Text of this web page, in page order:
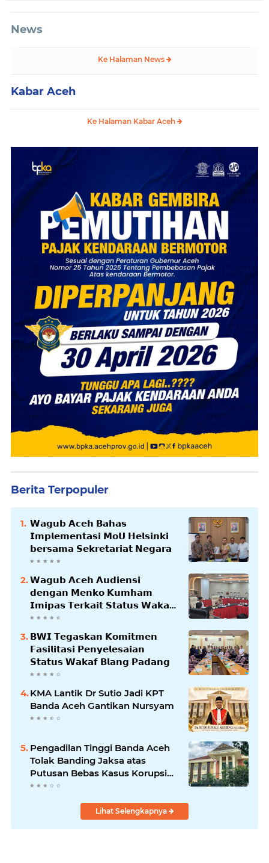
News
Ke Halaman News
Kabar Aceh
Ke Halaman Kabar Aceh
Berita Terpopuler
𝗪𝗮𝗴𝘂𝗯 𝗔𝗰𝗲𝗵 𝗕𝗮𝗵𝗮𝘀
𝗜𝗺𝗽𝗹𝗲𝗺𝗲𝗻𝘁𝗮𝘀𝗶 𝗠𝗼𝗨 𝗛𝗲𝗹𝘀𝗶𝗻𝗸𝗶
𝗯𝗲𝗿𝘀𝗮𝗺𝗮 𝗦𝗲𝗸𝗿𝗲𝘁𝗮𝗿𝗶𝗮𝘁 𝗡𝗲𝗴𝗮𝗿𝗮
𝗪𝗮𝗴𝘂𝗯 𝗔𝗰𝗲𝗵 𝗔𝘂𝗱𝗶𝗲𝗻𝘀𝗶
𝗱𝗲𝗻𝗴𝗮𝗻 𝗠𝗲𝗻𝗸𝗼 𝗞𝘂𝗺𝗵𝗮𝗺
𝗜𝗺𝗶𝗽𝗮𝘀 𝗧𝗲𝗿𝗸𝗮𝗶𝘁 𝗦𝘁𝗮𝘁𝘂𝘀 𝗪𝗮𝗸𝗮𝗳
𝗕𝗹𝗮𝗻𝗴𝗽𝗮𝗱𝗮𝗻𝗴
𝗕𝗪𝗜 𝗧𝗲𝗴𝗮𝘀𝗸𝗮𝗻 𝗞𝗼𝗺𝗶𝘁𝗺𝗲𝗻
𝗙𝗮𝘀𝗶𝗹𝗶𝘁𝗮𝘀𝗶 𝗣𝗲𝗻𝘆𝗲𝗹𝗲𝘀𝗮𝗶𝗮𝗻
𝗦𝘁𝗮𝘁𝘂𝘀 𝗪𝗮𝗸𝗮𝗳 𝗕𝗹𝗮𝗻𝗴 𝗣𝗮𝗱𝗮𝗻𝗴
KMA Lantik Dr Sutio Jadi KPT
Banda Aceh Gantikan Nursyam
Pengadilan Tinggi Banda Aceh
Tolak Banding Jaksa atas
Putusan Bebas Kasus Korupsi
Wastafel
Lihat Selengkapnya